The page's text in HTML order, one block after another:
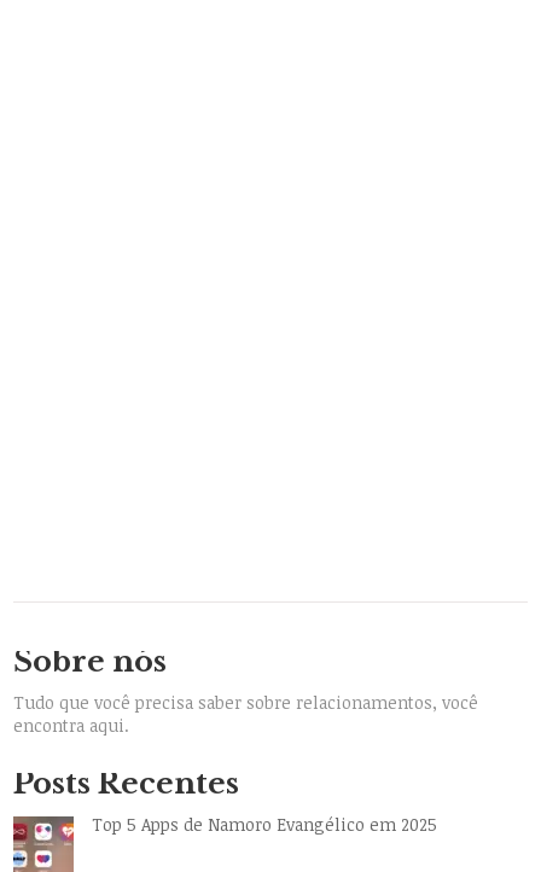
Sobre nós
Tudo que você precisa saber sobre relacionamentos, você
encontra aqui.
Posts Recentes
Top 5 Apps de Namoro Evangélico em 2025